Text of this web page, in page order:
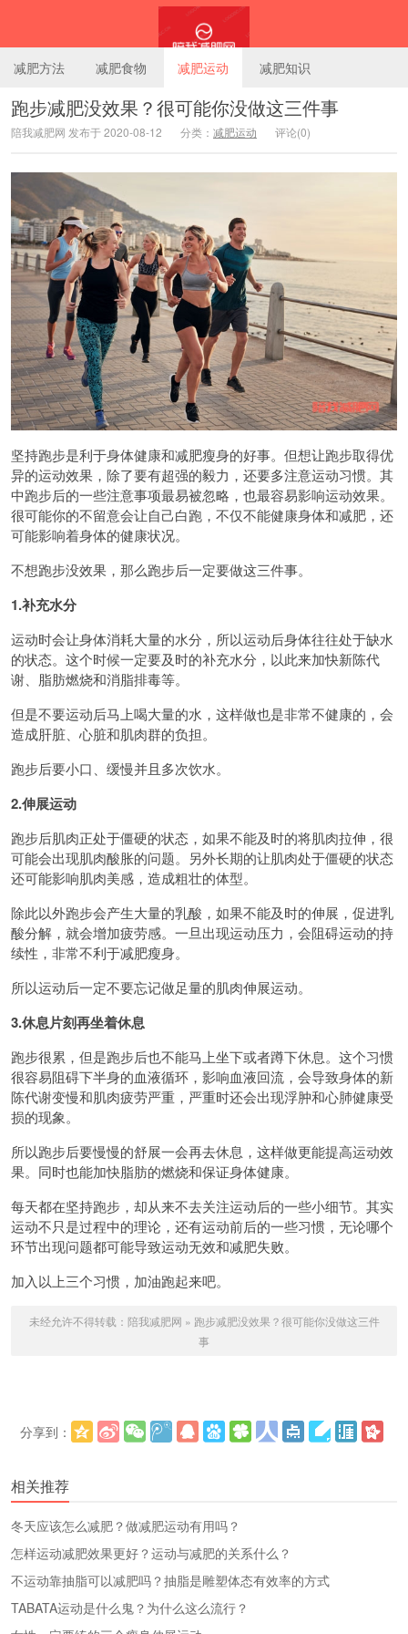
陪我减肥网
减肥方法 减肥食物 减肥运动 减肥知识
跑步减肥没效果？很可能你没做这三件事
陪我减肥网 发布于 2020-08-12 分类： 减肥运动 评论(0)
坚持跑步是利于身体健康和减肥瘦身的好事。但想让跑步取得优
异的运动效果，除了要有超强的毅力，还要多注意运动习惯。其
中跑步后的一些注意事项最易被忽略，也最容易影响运动效果。
很可能你的不留意会让自己白跑，不仅不能健康身体和减肥，还
可能影响着身体的健康状况。
不想跑步没效果，那么跑步后一定要做这三件事。
1.补充水分
运动时会让身体消耗大量的水分，所以运动后身体往往处于缺水
的状态。这个时候一定要及时的补充水分，以此来加快新陈代
谢、脂肪燃烧和消脂排毒等。
但是不要运动后马上喝大量的水，这样做也是非常不健康的，会
造成肝脏、心脏和肌肉群的负担。
跑步后要小口、缓慢并且多次饮水。
2.伸展运动
跑步后肌肉正处于僵硬的状态，如果不能及时的将肌肉拉伸，很
可能会出现肌肉酸胀的问题。另外长期的让肌肉处于僵硬的状态
还可能影响肌肉美感，造成粗壮的体型。
除此以外跑步会产生大量的乳酸，如果不能及时的伸展，促进乳
酸分解，就会增加疲劳感。一旦出现运动压力，会阻碍运动的持
续性，非常不利于减肥瘦身。
所以运动后一定不要忘记做足量的肌肉伸展运动。
3.休息片刻再坐着休息
跑步很累，但是跑步后也不能马上坐下或者蹲下休息。这个习惯
很容易阻碍下半身的血液循环，影响血液回流，会导致身体的新
陈代谢变慢和肌肉疲劳严重，严重时还会出现浮肿和心肺健康受
损的现象。
所以跑步后要慢慢的舒展一会再去休息，这样做更能提高运动效
果。同时也能加快脂肪的燃烧和保证身体健康。
每天都在坚持跑步，却从来不去关注运动后的一些小细节。其实
运动不只是过程中的理论，还有运动前后的一些习惯，无论哪个
环节出现问题都可能导致运动无效和减肥失败。
加入以上三个习惯，加油跑起来吧。
未经允许不得转载： 陪我减肥网 » 跑步减肥没效果？很可能你没做这三件
事
分享到：
相关推荐
冬天应该怎么减肥？做减肥运动有用吗？
怎样运动减肥效果更好？运动与减肥的关系什么？
不运动靠抽脂可以减肥吗？抽脂是雕塑体态有效率的方式
TABATA运动是什么鬼？为什么这么流行？